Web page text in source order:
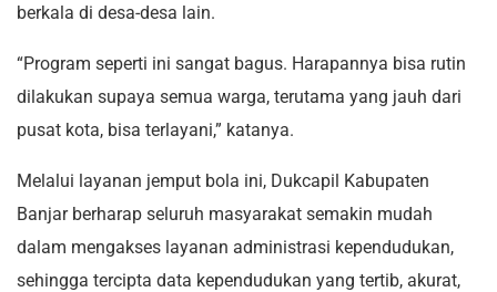
berkala di desa-desa lain.
“Program seperti ini sangat bagus. Harapannya bisa rutin
dilakukan supaya semua warga, terutama yang jauh dari
pusat kota, bisa terlayani,” katanya.
Melalui layanan jemput bola ini, Dukcapil Kabupaten
Banjar berharap seluruh masyarakat semakin mudah
dalam mengakses layanan administrasi kependudukan,
sehingga tercipta data kependudukan yang tertib, akurat,